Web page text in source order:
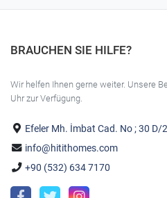
BRAUCHEN SIE HILFE?
Wir helfen Ihnen gerne weiter. Unsere
Uhr zur Verfügung.
Efeler Mh. İmbat Cad. No ; 30 D/
info@hitithomes.com
+90 (532) 634 7170